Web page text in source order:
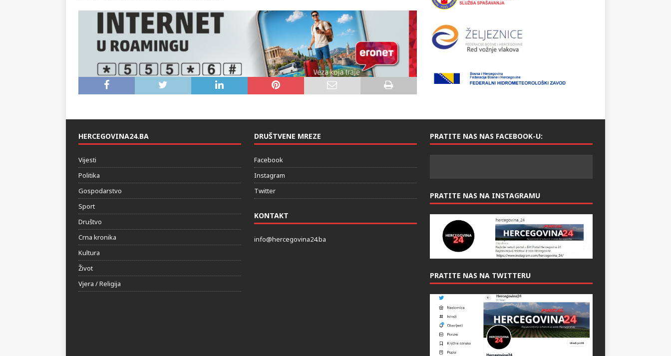
HERCEGOVINA24.BA
Vijesti
Politika
Gospodarstvo
Sport
Društvo
Crna kronika
Kultura
Život
Vjera / Religija
DRUŠTVENE MREZE
Facebook
Instagram
Twitter
KONTAKT
PRATITE NAS NAS FACEBOOK-U:
PRATITE NAS NA INSTAGRAMU
PRATITE NAS NA TWITTERU